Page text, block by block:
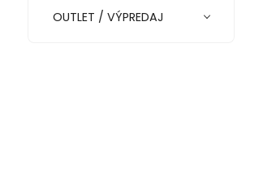
OUTLET / VÝPREDAJ